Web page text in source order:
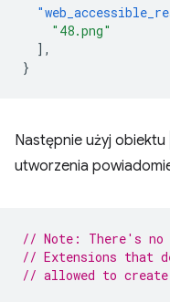
"48.png"
],
}
Następnie użyj obiektu
utworzenia
// Note: There's no
// Extensions that
// allowed to